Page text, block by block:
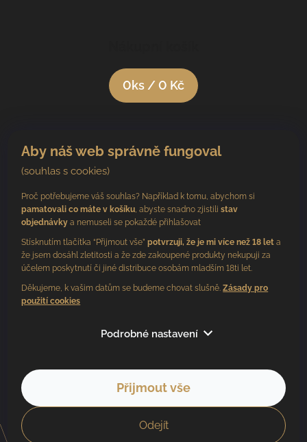
Aby náš web správně fungoval
(souhlas s cookies)
Proč potřebujeme váš souhlas? Například k tomu, abychom si
pamatovali co máte v košíku, abyste snadno zjistilistav
objednávky a nemuseli se pokaždé přihlašovat
Stísknutím tlačítka “Přijmout vše”potvrzuji, že je mi více než 18 let a
že jsem dosáhl zletitosti a že zde zakoupené produkty nekupuji za
účelem poskytnutí či jiné distribuce osobám mladším 18ti let.
Děkujeme, k vašim datům se budeme chovat slušně.Zásady pro
použití cookies
Podrobné nastavení
Odejít
Přijmout vše
0ks /0 Kč
Sledujte nás
BV vinařství. Všechna práva vyhrazena.